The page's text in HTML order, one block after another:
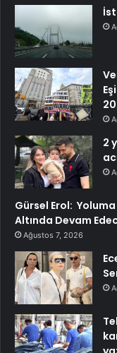
2
Gürsel Erol:
Altında Devam
Ağustos 7, 2026